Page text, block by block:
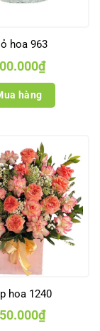
hoa 963
₫
hàng
hoa 1240
₫